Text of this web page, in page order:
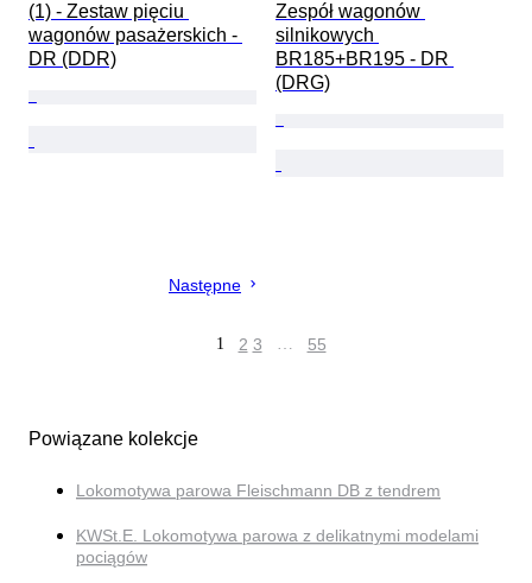
(1) - Zestaw pięciu
wagonów pasażerskich -
DR (DDR)
Zespół wagonów
silnikowych
BR185+BR195 - DR
(DRG)
Następne
1 2 3 … 55
Powiązane kolekcje
Lokomotywa parowa Fleischmann DB z tendrem
KWSt.E. Lokomotywa parowa z delikatnymi modelami
pociągów